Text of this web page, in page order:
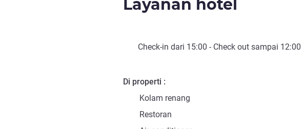
Layanan hotel
Check-in dari 15:00 - Check out sampai 12:00
Di properti
Kolam renang
Restoran